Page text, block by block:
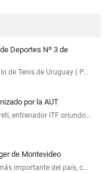
Deportes Nº 3 de
de Tenis de Uruguay ( P…
por la AUT
entrenador ITF oriundo…
de Montevideo
importante del país, c…